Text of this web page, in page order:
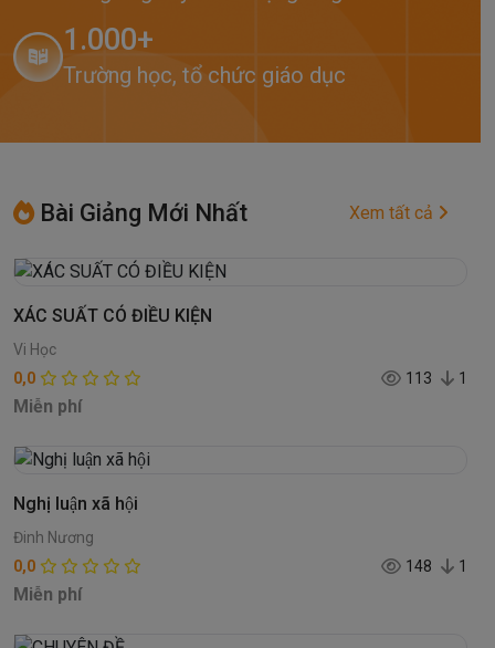
1.000+
Trường học, tổ chức giáo dục
Bài Giảng Mới Nhất Xem tất cả
XÁC SUẤT CÓ ĐIỀU KIỆN
Vi Học
0,0
113 1
Miễn phí
Nghị luận xã hội
Đinh Nương
0,0
148 1
Miễn phí